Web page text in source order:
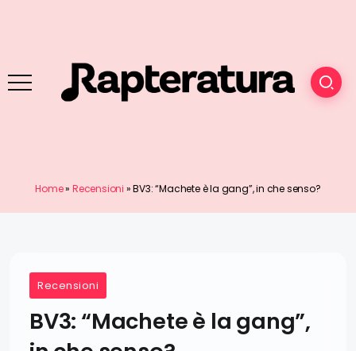
Home» Recensioni »BV3: “Machete è la gang”, in che senso?
Recensioni
BV3: “Machete è la gang”,